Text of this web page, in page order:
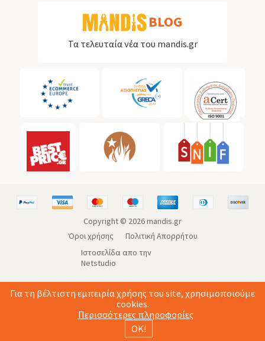
BLOG
Τα τελευταία νέα του mandis.gr
Copyright © 2026mandis.gr
Όροι χρήσης
Πολιτική Απορρήτου
Ιστοσελίδα απο την
Netstudio
Για τη βέλτιστη εμπειρία χρήσης του site, χρησιμοποιούμε
cookies.
Περισσότερες πληροφορίες
ΟΚ!